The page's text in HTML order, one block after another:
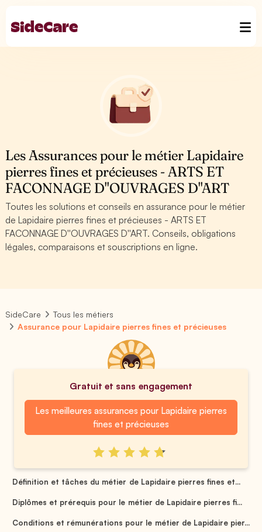
Les Assurances pour le métier Lapidaire
pierres fines et précieuses - ARTS ET
FACONNAGE D''OUVRAGES D''ART
Toutes les solutions et conseils en assurance pour le métier
de Lapidaire pierres fines et précieuses - ARTS ET
FACONNAGE D''OUVRAGES D''ART. Conseils, obligations
légales, comparaisons et souscriptions en ligne.
SideCare
Tous les métiers
Assurance pour Lapidaire pierres fines et précieuses
Gratuit et sans engagement
Les meilleures assurances pour Lapidaire pierres
fines et précieuses
Définition et tâches du métier de Lapidaire pierres fines et...
Diplômes et prérequis pour le métier de Lapidaire pierres fi...
Conditions et rémunérations pour le métier de Lapidaire pier...